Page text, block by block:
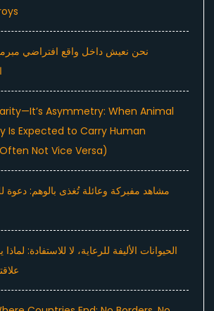
نحن نعيش داخل واقع افتراضي
Asymmetry: When Animal
Is Expected to Carry Human
Not Vice Versa)
مشاهد مفبركة وعائلة تُغذى بالوهم: دعوة
الحيوانات الأليفة للرعاية، لا للاستفادة: